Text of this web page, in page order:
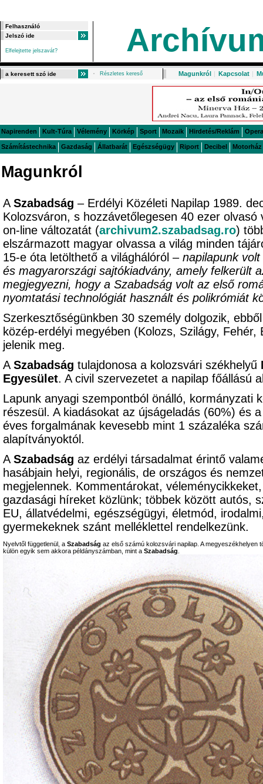
Elfelejtette jelszavát?
Részletes kereső Magunkról | Kapcsolat |
Napirenden Kult-Túra Vélemény Körkép Sport Mozaik Hirdetés/Reklám Opera
Számítástechnika Gazdaság Állatbarát Egészségügy Riport Decibel Motorház
Magunkról
A Szabadság – Erdélyi Közéleti Napilap 1989.
Kolozsváron, s hozzávetőlegesen 40 ezer
on-line változatát (archivum2.szabadsag.ro)
elszármazott magyar olvassa a világ minden
15-e óta letölthető a világhálóról – napilapunk
és magyarországi sajtókiadvány, amely felkerült
megjegyezni, hogy a Szabadság volt az első
nyomtatási technológiát használt és polikrómiát
Szerkesztőségünkben 30 személy dolgozik,
közép-erdélyi megyében (Kolozs, Szilágy,
jelenik meg.
A Szabadság tulajdonosa a kolozsvári székhelyű
Egyesület. A civil szervezetet a napilap főállású
Lapunk anyagi szempontból önálló, kormányzati
részesül. A kiadásokat az újságeladás (60%) és
éves forgalmának kevesebb mint 1 százaléka
alapítványoktól.
A Szabadság az erdélyi társadalmat érintő
hasábjain helyi, regionális, de országos és
megjelennek. Kommentárokat,
gazdasági híreket közlünk; többek között autós,
EU, állatvédelmi, egészségügyi, életmód,
gyermekeknek szánt melléklettel rendelkezünk.
Nyelvtől függetlenül, a Szabadság az első számú kolozsvári napilap. A megyeszékhelyen
külön egyik sem akkora példányszámban, mint a Szabadság